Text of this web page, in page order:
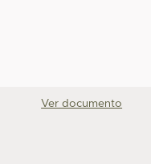
Ver documento